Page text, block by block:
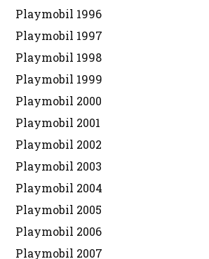
Playmobil 1996
Playmobil 1997
Playmobil 1998
Playmobil 1999
Playmobil 2000
Playmobil 2001
Playmobil 2002
Playmobil 2003
Playmobil 2004
Playmobil 2005
Playmobil 2006
Playmobil 2007